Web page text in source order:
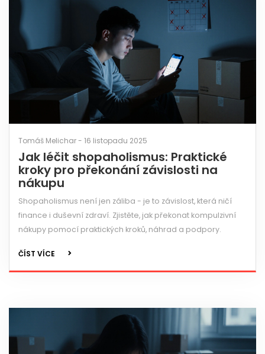
Tomáš Melichar - 16 listopadu 2025
Jak léčit shopaholismus: Praktické
kroky pro překonání závislosti na
nákupu
Shopaholismus není jen záliba - je to závislost, která ničí
finance i duševní zdraví. Zjistěte, jak překonat kompulzivní
nákupy pomocí praktických kroků, náhrad a podpory.
ČÍST VÍCE